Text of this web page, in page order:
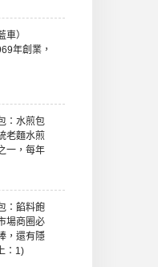
）
年創業，
：水煎包
老麵水煎
一，每年
：餡料飽
場商圈必
，還有隱
：1)